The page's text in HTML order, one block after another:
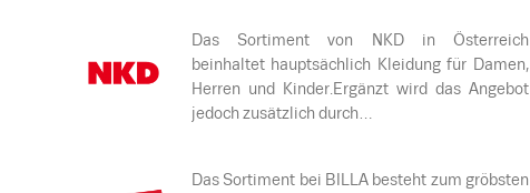
Das Sortiment von NKD in Österreich
beinhaltet hauptsächlich Kleidung für Damen,
Herren und Kinder.Ergänzt wird das Angebot
jedoch zusätzlich durch…
Das Sortiment bei BILLA besteht zum gröbsten